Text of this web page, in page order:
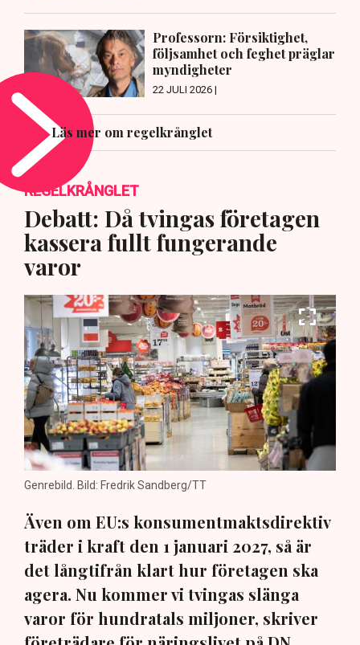
Professorn: Försiktighet,
följsamhet och feghet präglar
myndigheter
22 JULI 2026 |
Läs mer om regelkrånglet
REGELKRÅNGLET
Debatt: Då tvingas företagen
kassera fullt fungerande
varor
Genrebild. Bild: Fredrik Sandberg/TT
Även om EU:s konsumentmaktsdirektiv
träder i kraft den 1 januari 2027, så är
det långtifrån klart hur företagen ska
agera. Nu kommer vi tvingas slänga
varor för hundratals miljoner, skriver